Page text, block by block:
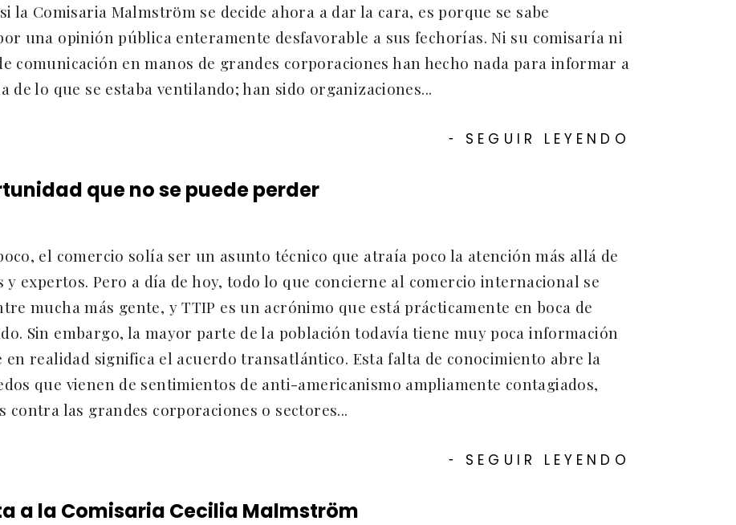
la Comisaria Malmström se decide ahora a dar la cara, es porque se sabe
una opinión pública enteramente desfavorable a sus fechorías. Ni su comisaría ni
comunicación en manos de grandes corporaciones han hecho nada para informar a
de lo que se estaba ventilando; han sido organizaciones...
- SEGUIR LEYENDO
que no se puede perder
el comercio solía ser un asunto técnico que atraía poco la atención más allá de
y expertos. Pero a día de hoy, todo lo que concierne al comercio internacional se
mucha más gente, y TTIP es un acrónimo que está prácticamente en boca de
Sin embargo, la mayor parte de la población todavía tiene muy poca información
en realidad significa el acuerdo transatlántico. Esta falta de conocimiento abre la
que vienen de sentimientos de anti-americanismo ampliamente contagiados,
contra las grandes corporaciones o sectores...
- SEGUIR LEYENDO
a la Comisaria Cecilia Malmström